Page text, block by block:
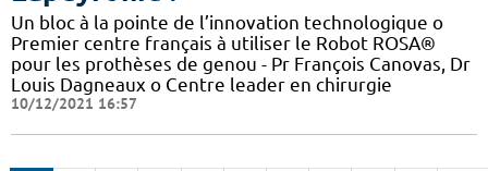
Un bloc à la pointe de l’innovation technologique o
Premier centre français à utiliser le Robot ROSA®
pour les prothèses de genou - Pr François Canovas, Dr
Louis Dagneaux o Centre leader en chirurgie
10/12/2021 16:57